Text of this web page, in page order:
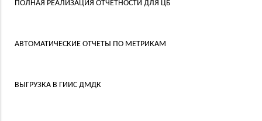
ПОЛНАЯ РЕАЛИЗАЦИЯ ОТЧЕТНОСТИ ДЛЯ ЦБ
АВТОМАТИЧЕСКИЕ ОТЧЕТЫ ПО МЕТРИКАМ
ВЫГРУЗКА В ГИИС ДМДК